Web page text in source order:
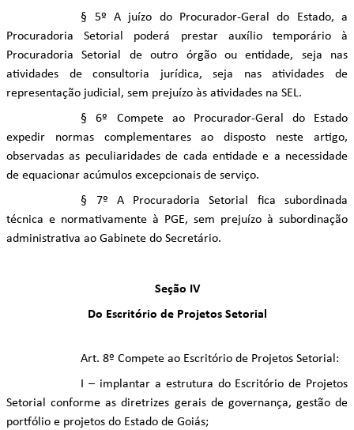
§ 5º A juízo do Procurador-Geral do Estado, a
Procuradoria Setorial poderá prestar auxílio temporário à
Procuradoria Setorial de outro órgão ou entidade, seja nas
atividades de consultoria jurídica, seja nas atividades de
representação judicial, sem prejuízo às atividades na SEL.
§ 6º Compete ao Procurador-Geral do Estado
expedir normas complementares ao disposto neste artigo,
observadas as peculiaridades de cada entidade e a necessidade
de equacionar acúmulos excepcionais de serviço.
§ 7º A Procuradoria Setorial fica subordinada
técnica e normativamente à PGE, sem prejuízo à subordinação
administrativa ao Gabinete do Secretário.
Seção IV
Do Escritório de Projetos Setorial
Art. 8º Compete ao Escritório de Projetos Setorial:
I – implantar a estrutura do Escritório de Projetos
Setorial conforme as diretrizes gerais de governança, gestão de
portfólio e projetos do Estado de Goiás;